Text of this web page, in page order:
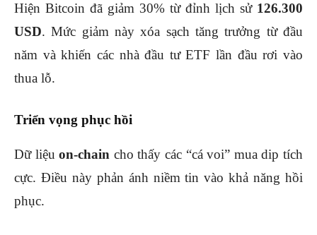
Hiện Bitcoin đã giảm 30% từ đỉnh lịch sử 126.300
USD. Mức giảm này xóa sạch tăng trưởng từ đầu
năm và khiến các nhà đầu tư ETF lần đầu rơi vào
thua lỗ.
Triển vọng phục hồi
Dữ liệuon-chain cho thấy các “cá voi” mua dip tích
cực. Điều này phản ánh niềm tin vào khả năng hồi
phục.